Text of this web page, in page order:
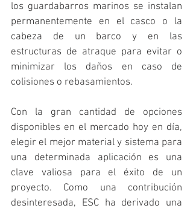
los guardabarros marinos se instalan
permanentemente en el casco o la
cabeza de un barco y en las
estructuras de atraque para evitar o
minimizar los daños en caso de
colisiones o rebasamientos.
Con la gran cantidad de opciones
disponibles en el mercado hoy en día,
elegir el mejor material y sistema para
una determinada aplicación es una
clave valiosa para el éxito de un
proyecto. Como una contribución
desinteresada, ESC ha derivado una